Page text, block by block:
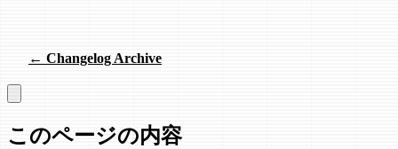
← Changelog Archive
このページの内容